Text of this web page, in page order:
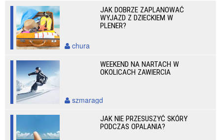
JAK DOBRZE ZAPLANOWAĆ
WYJAZD Z DZIECKIEM W
PLENER?
chura
WEEKEND NA NARTACH W
OKOLICACH ZAWIERCIA
szmaragd
JAK NIE PRZESUSZYĆ SKÓRY
PODCZAS OPALANIA?